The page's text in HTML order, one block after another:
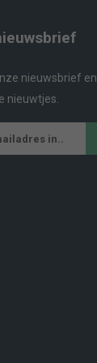
nieuwsbrief en
nieuwtjes.